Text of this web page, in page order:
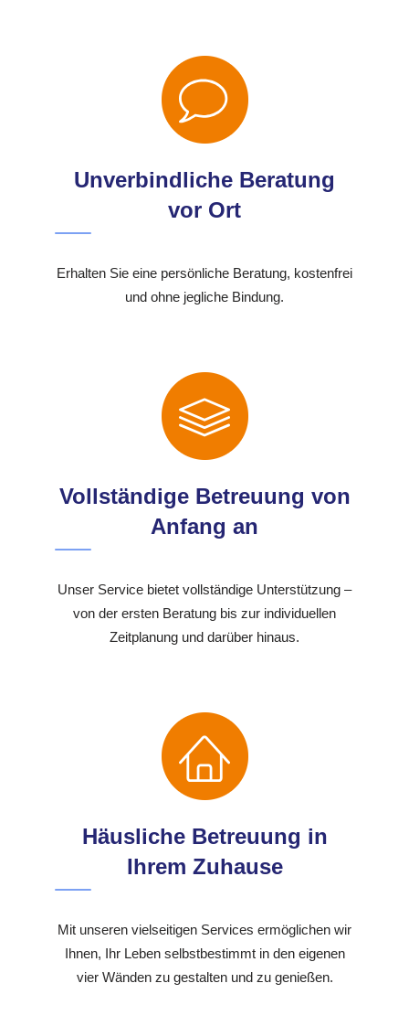
Unverbindliche Beratung
vor Ort
Erhalten Sie eine persönliche Beratung, kostenfrei
und ohne jegliche Bindung.
Vollständige Betreuung von
Anfang an
Unser Service bietet vollständige Unterstützung –
von der ersten Beratung bis zur individuellen
Zeitplanung und darüber hinaus.
Häusliche Betreuung in
Ihrem Zuhause
Mit unseren vielseitigen Services ermöglichen wir
Ihnen, Ihr Leben selbstbestimmt in den eigenen
vier Wänden zu gestalten und zu genießen.